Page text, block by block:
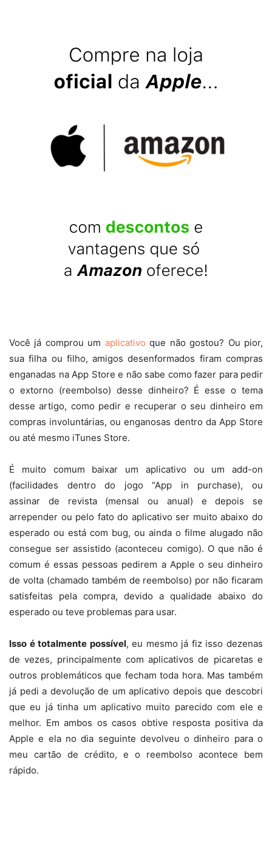
Você já comprou um aplicativo que não gostou? Ou pior,
sua filha ou filho, amigos desenformados firam compras
enganadas na App Store e não sabe como fazer para pedir
o extorno (reembolso) desse dinheiro? É esse o tema
desse artigo, como pedir e recuperar o seu dinheiro em
compras involuntárias, ou enganosas dentro da App Store
ou até mesmo iTunes Store.
É muito comum baixar um aplicativo ou um add-on
(facilidades dentro do jogo “App in purchase), ou
assinar de revista (mensal ou anual) e depois se
arrepender ou pelo fato do aplicativo ser muito abaixo do
esperado ou está com bug, ou ainda o filme alugado não
consegue ser assistido (aconteceu comigo). O que não é
comum é essas pessoas pedirem a Apple o seu dinheiro
de volta (chamado também de reembolso) por não ficaram
satisfeitas pela compra, devido a qualidade abaixo do
esperado ou teve problemas para usar.
Isso é totalmente possível, eu mesmo já fiz isso dezenas
de vezes, principalmente com aplicativos de picaretas e
outros problemáticos que fecham toda hora. Mas também
já pedi a devolução de um aplicativo depois que descobri
que eu já tinha um aplicativo muito parecido com ele e
melhor. Em ambos os casos obtive resposta positiva da
Apple e ela no dia seguinte devolveu o dinheiro para o
meu cartão de crédito, e o reembolso acontece bem
rápido.